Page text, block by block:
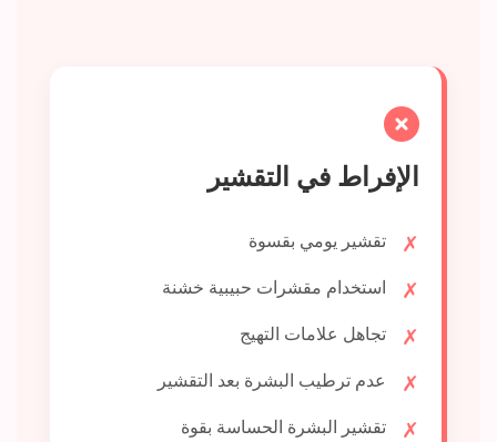
الإفراط في التقشير
تقشير يومي بقسوة
استخدام مقشرات حبيبية خشنة
تجاهل علامات التهيج
عدم ترطيب البشرة بعد التقشير
تقشير البشرة الحساسة بقوة